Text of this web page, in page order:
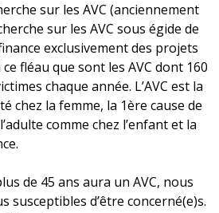
sur les AVC (anciennement
sur les AVC sous égide de
exclusivement des projets
fléau que sont les AVC dont 160
chaque année. L’AVC est la
chez la femme, la 1ère cause de
comme chez l’enfant et la
de 45 ans aura un AVC, nous
susceptibles d’être concerné(e)s.